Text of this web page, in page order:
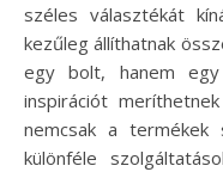
széles választékát
kezűleg állíthatnak
egy bolt, hanem
inspirációt
nemcsak a termékek
különféle